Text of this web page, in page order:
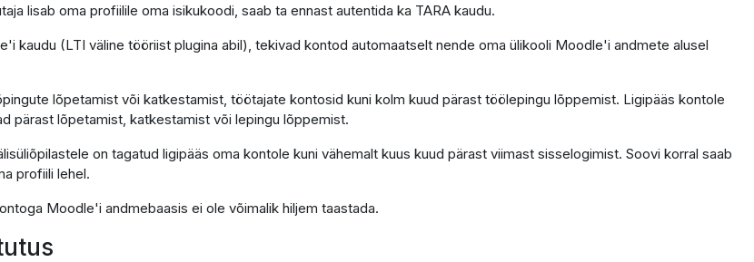
lisab oma profiilile oma isikukoodi, saab ta ennast autentida ka TARA kaudu.
kaudu (LTI väline tööriist plugina abil), tekivad kontod automaatselt nende oma ülikooli Moodle'i andmete alusel
lõpetamist või katkestamist, töötajate kontosid kuni kolm kuud pärast töölepingu lõppemist. Ligipääs kontole
pärast lõpetamist, katkestamist või lepingu lõppemist.
on tagatud ligipääs oma kontole kuni vähemalt kuus kuud pärast viimast sisselogimist. Soovi korral saab
profiili lehel.
Moodle'i andmebaasis ei ole võimalik hiljem taastada.